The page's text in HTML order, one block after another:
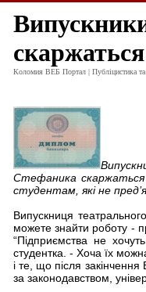
Коломия ВЕБ Портал | Публіцистика та
Стефаника
студентам, які не
Випускниця
можете знайти роботу -
“Підприємства не
студентка. - Хоча їх
і те, що після
за законодавством,